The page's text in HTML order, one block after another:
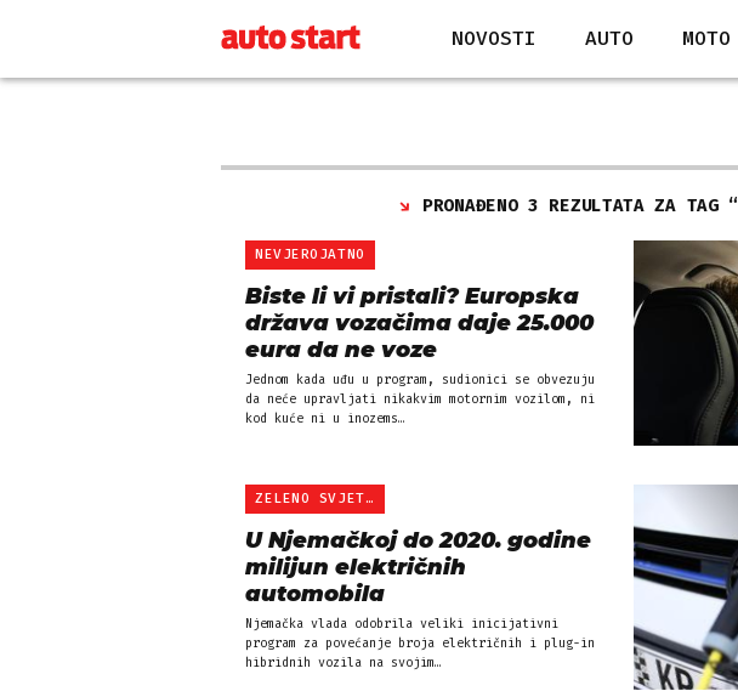
NOVOSTI AUTO MOTO
PRONAĐENO 3 REZULTATA ZA TAG “
NEVJEROJATNO
Biste li vi pristali? Europska
država vozačima daje 25.000
eura da ne voze
Jednom kada uđu u program, sudionici se obvezuju
da neće upravljati nikakvim motornim vozilom, ni
kod kuće ni u inozems…
ZELENO SVJETLO
U Njemačkoj do 2020. godine
milijun električnih
automobila
Njemačka vlada odobrila veliki inicijativni
program za povećanje broja električnih i plug-in
hibridnih vozila na svojim…